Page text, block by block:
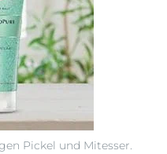
Pickel und Mitesser.